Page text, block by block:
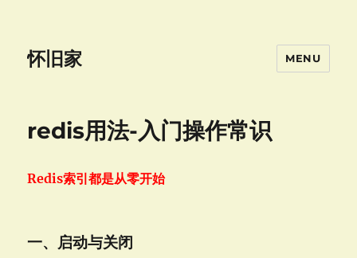
怀旧家 MENU
redis用法-入门操作常识
Redis索引都是从零开始
一、启动与关闭